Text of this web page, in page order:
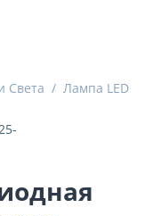
Света / Лампа LED